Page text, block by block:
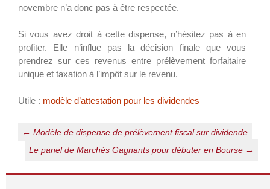
novembre n’a donc pas à être respectée.
Si vous avez droit à cette dispense, n’hésitez pas à en
profiter. Elle n’influe pas la décision finale que vous
prendrez sur ces revenus entre prélèvement forfaitaire
unique et taxation à l’impôt sur le revenu.
Utile : modèle d’attestation pour les dividendes
Navigation
articles
← Modèle de dispense de prélèvement fiscal sur dividende
Le panel de Marchés Gagnants pour débuter en Bourse →